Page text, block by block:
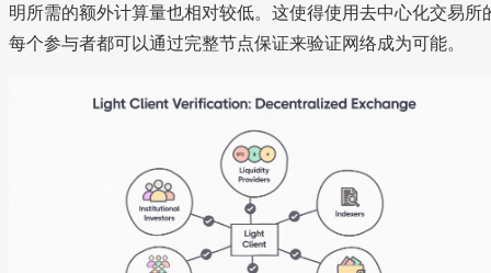
明所需的额外计算量也相对较低。这使得使用去中心化交易所
每个参与者都可以通过完整节点保证来验证网络成为可能。